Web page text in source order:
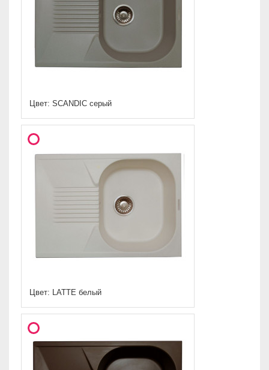
Цвет: SCANDIC серый
Цвет: LATTE белый